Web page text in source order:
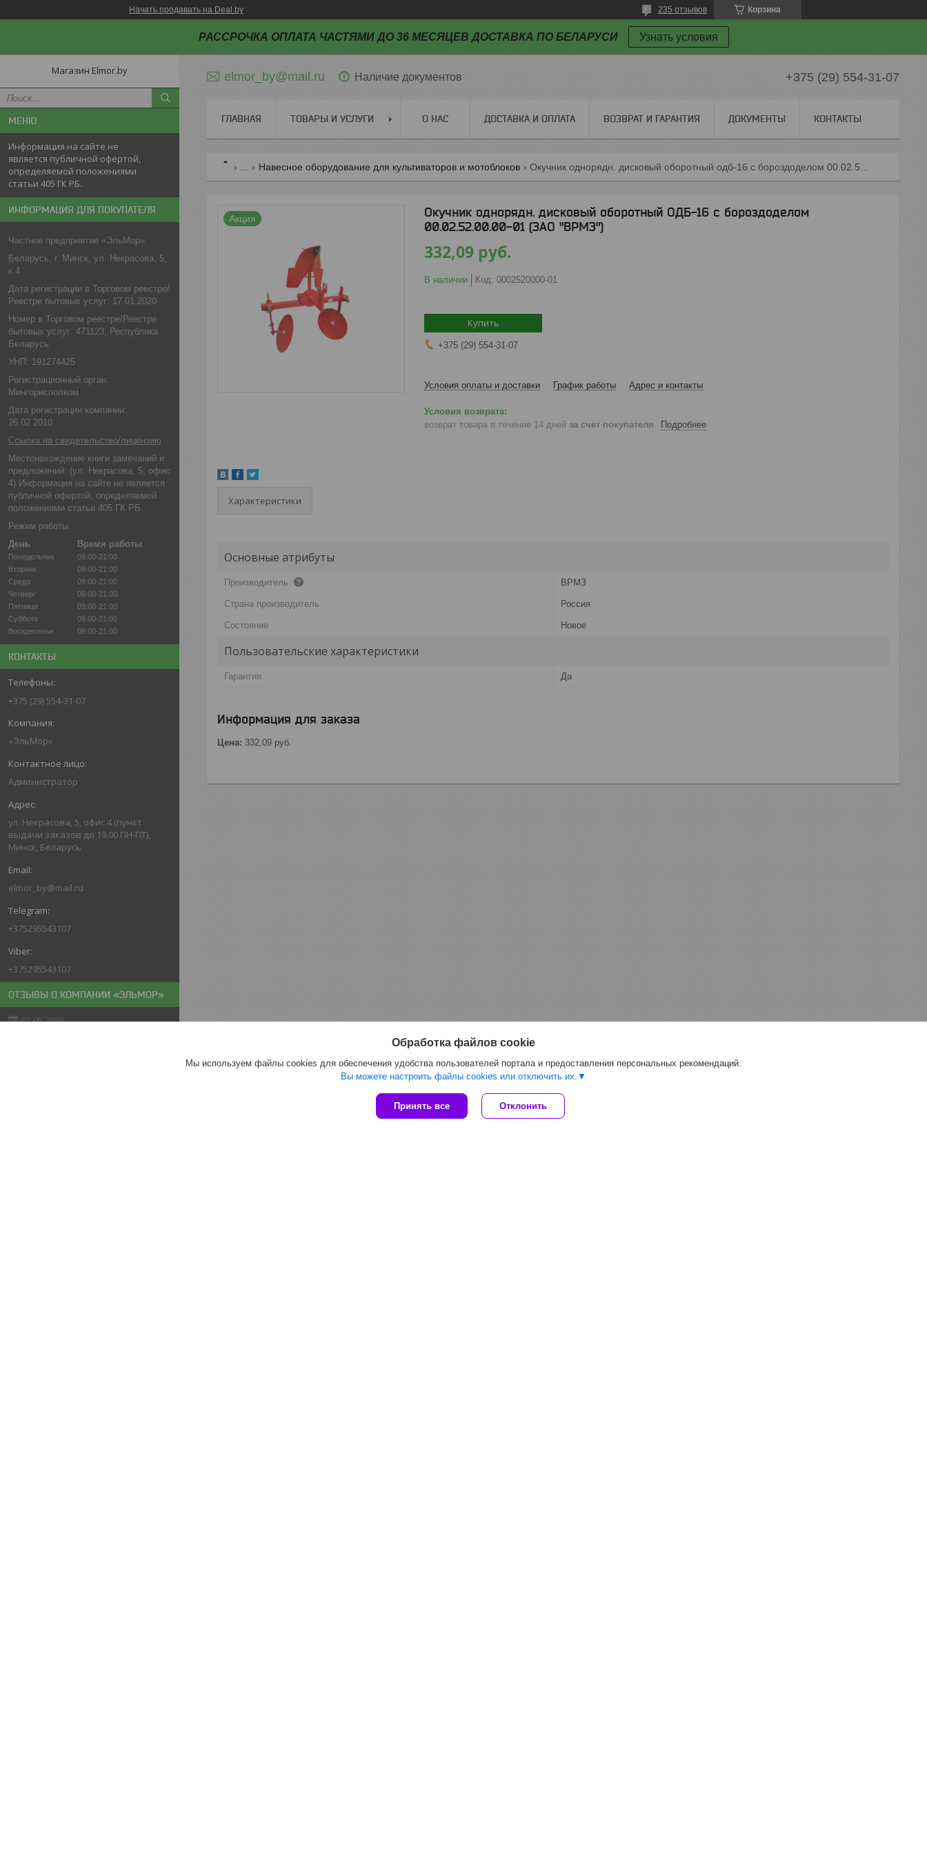
Начать продавать на Deal.by Корзина
235 отзывов
РАССРОЧКА ОПЛАТА ЧАСТЯМИ ДО 36 МЕСЯЦЕВ ДОСТАВКА ПО БЕЛАРУСИ Узнать условия
Магазин Elmor.by
Информация на сайте не
является публичной офертой,
определяемой положениями
статьи 405 ГК РБ.
ИНФОРМАЦИЯ ДЛЯ ПОКУПАТЕЛЯ
Частное предприятие «ЭльМор»
Беларусь, г. Минск, ул. Некрасова, 5,
к.4
Дата регистрации в Торговом реестре/
Реестре бытовых услуг: 17.01.2020
Номер в Торговом реестре/Реестре
бытовых услуг: 471123, Республика
Беларусь
УНП: 191274425
Регистрационный орган:
Мингорисполком
Дата регистрации компании:
26.02.2010
Ссылка на свидетельство/лицензию
Местонахождение книги замечаний и
предложений: (ул. Некрасова, 5, офис
4) Информация на сайте не является
публичной офертой, определяемой
положениями статьи 405 ГК РБ.
Режим работы:
День
Время работы
Понедельник
09:00-21:00
Вторник
09:00-21:00
Среда
09:00-21:00
Четверг
09:00-21:00
Пятница
09:00-21:00
Суббота
09:00-21:00
Воскресенье
09:00-21:00
КОНТАКТЫ
+375 (29) 554-31-07
«ЭльМор»
Администратор
ул. Некрасова, 5, офис 4 (пункт
выдачи заказов до 19.00 ПН-ПТ),
Минск, Беларусь
elmor_by@mail.ru
+375295543107
+375295543107
ОТЗЫВЫ О КОМПАНИИ «ЭЛЬМОР»
01.05.2026
elmor_by@mail.ru Наличие документов +375 (29) 554-31-07
ГЛАВНАЯ ТОВАРЫ И УСЛУГИ О НАС ДОСТАВКА И ОПЛАТА ВОЗВРАТ И ГАРАНТИЯ ДОКУМЕНТЫ КОНТАКТЫ
Навесное оборудование для культиваторов и мотоблоков
Акция
Окучник однорядн. дисковый оборотный ОДБ-16 с бороздоделом
00.02.52.00.00-01 (ЗАО "ВРМЗ")
332,09 руб.
В наличии Код: 0002520000-01
Купить
+375 (29) 554-31-07
Условия оплаты и доставки График работы Адрес и контакты
возврат товара в течение 14 дней за счет покупателя Подробнее
Характеристики
Основные атрибуты
Производитель ВРМЗ
Страна производитель Россия
Состояние Новое
Пользовательские характеристики
Гарантия Да
Информация для заказа
Цена: 332,09 руб.
Обработка файлов cookie
Мы используем файлы cookies для обеспечения удобства пользователей портала и предоставления персональных рекомендаций.
Вы можете настроить файлы cookies или отключить их.
Принять все Отклонить